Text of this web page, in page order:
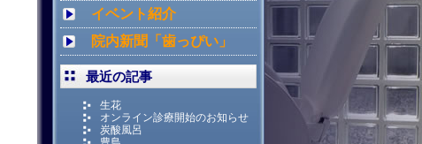
イベント紹介
院内新聞「歯っぴい」
最近の記事
生花
オンライン診療開始のお知らせ
炭酸風呂